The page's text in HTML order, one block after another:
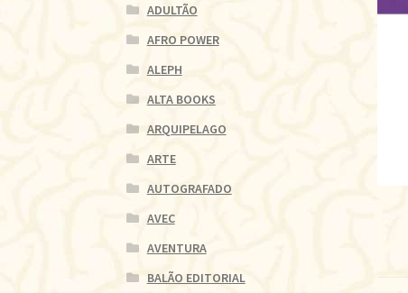
ADULTÃO
AFRO POWER
ALEPH
ALTA BOOKS
ARQUIPELAGO
ARTE
AUTOGRAFADO
AVEC
AVENTURA
BALÃO EDITORIAL